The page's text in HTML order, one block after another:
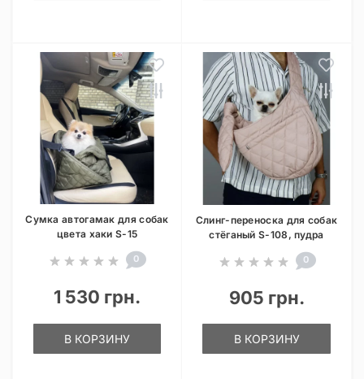
Сумка автогамак для собак
цвета хаки S-15
0
1 530 грн.
В КОРЗИНУ
Слинг-переноска для собак
стёганый S-108, пудра
0
905 грн.
В КОРЗИНУ